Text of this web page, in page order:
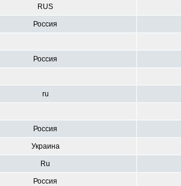
RUS
Россия
Россия
ru
Россия
Украина
Ru
Россия